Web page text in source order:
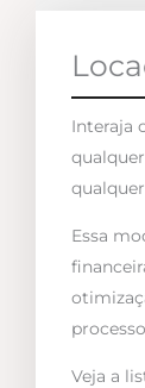
Interaja
Essa
Veja a